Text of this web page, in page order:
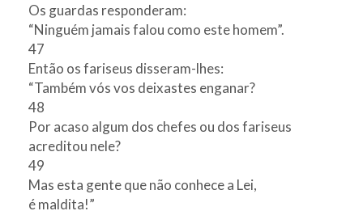
Os guardas responderam:
“Ninguém jamais falou como este homem”.
47
Então os fariseus disseram-lhes:
“Também vós vos deixastes enganar?
48
Por acaso algum dos chefes ou dos fariseus
acreditou nele?
49
Mas esta gente que não conhece a Lei,
é maldita!”